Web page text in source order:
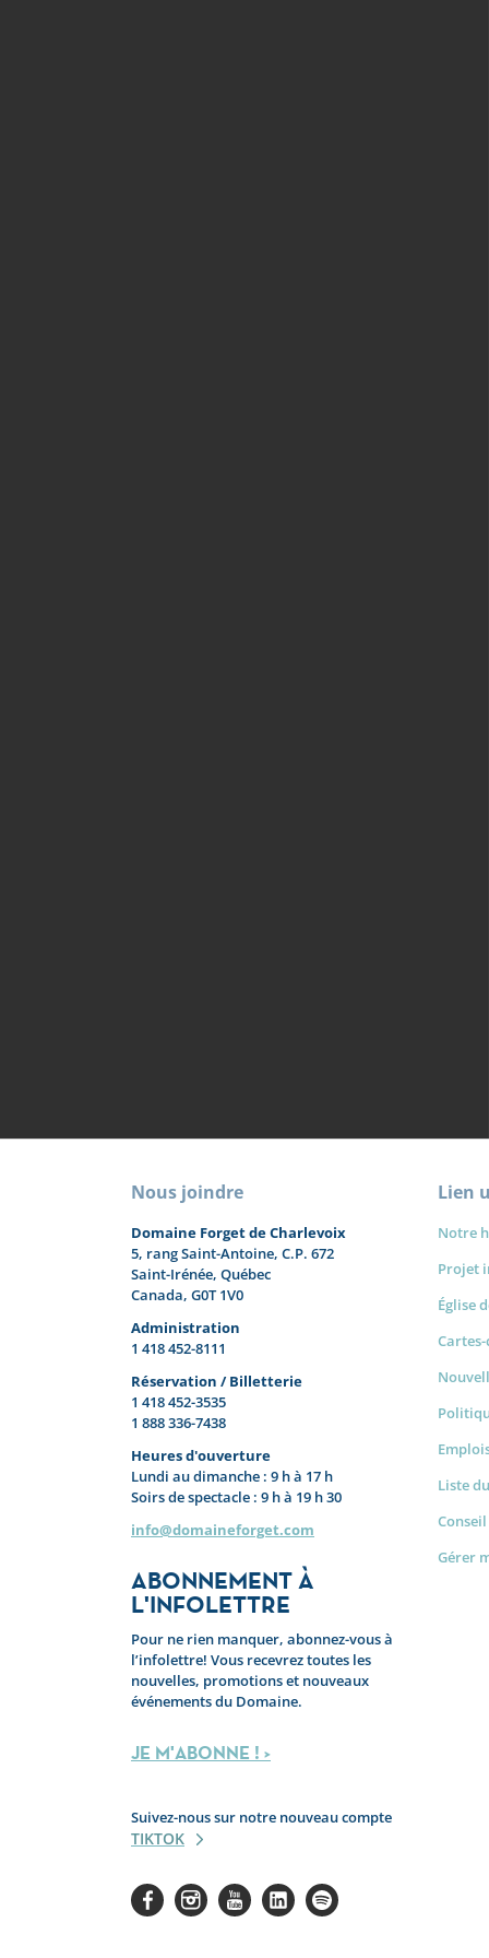
Nous joindre
Domaine Forget de Charlevoix
5, rang Saint-Antoine, C.P. 672
Saint-Irénée, Québec
Canada, G0T 1V0
Administration
1 418 452-8111
Réservation / Billetterie
1 418 452-3535
1 888 336-7438
Heures d'ouverture
Lundi au dimanche : 9 h à 17 h
Soirs de spectacle : 9 h à 19 h 30
info@domaineforget.com
ABONNEMENT À
L'INFOLETTRE
Pour ne rien manquer, abonnez-vous à
l’infolettre! Vous recevrez toutes les
nouvelles, promotions et nouveaux
événements du Domaine.
JE M'ABONNE ! >
Suivez-nous sur notre nouveau compte
TIKTOK
Lien
Notre
Projet
Église
Liste
Gérer